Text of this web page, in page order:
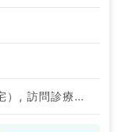
一般外来, 訪問診療（居宅）, 訪問診療（施設）